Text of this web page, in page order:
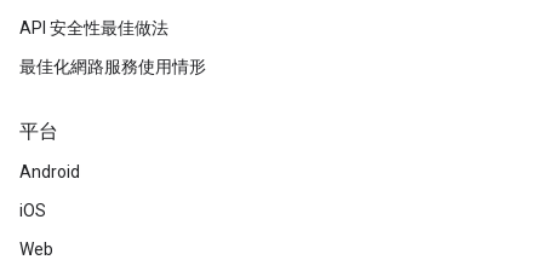
API 安全性最佳做法
最佳化網路服務使用情形
平台
Android
iOS
Web